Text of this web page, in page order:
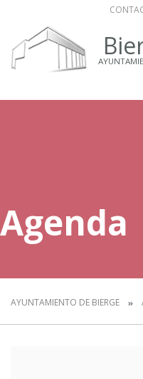
Agenda
AYUNTAMIENTO DE BIERGE